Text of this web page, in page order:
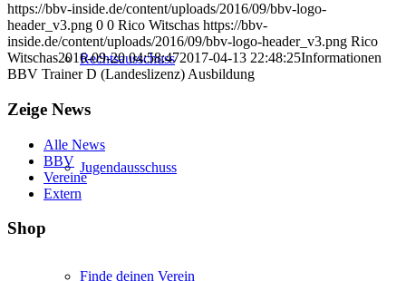
Rechtsausschuss
Jugendausschuss
Finde deinen Verein
https://bbv-inside.de/content/uploads/2016/09/bbv-logo-
header_v3.png 0 0 Rico Witschas https://bbv-
inside.de/content/uploads/2016/09/bbv-logo-header_v3.png Rico
Witschas2016-09-20 04:58:472017-04-13 22:48:25Informationen
BBV Trainer D (Landeslizenz) Ausbildung
Zeige News
Alle News
BBV
Vereine
Extern
Shop